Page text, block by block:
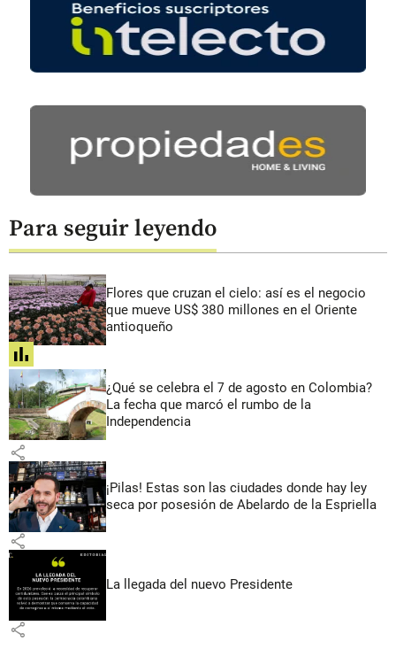
Para seguir leyendo
Flores que cruzan el cielo: así es el negocio
que mueve US$ 380 millones en el Oriente
antioqueño
share
¿Qué se celebra el 7 de agosto en Colombia?
La fecha que marcó el rumbo de la
Independencia
share
¡Pilas! Estas son las ciudades donde hay ley
seca por posesión de Abelardo de la Espriella
share
La llegada del nuevo Presidente
share